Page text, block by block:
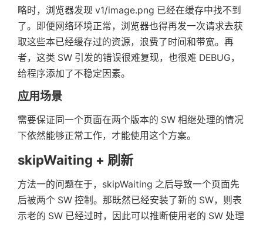
略时，浏览器发现 v1/image.png 已经在缓存中找不到
了。即便网络环境正常，浏览器也得再发一次请求去获
取这些本已经缓存过的资源，浪费了时间和带宽。再
者，这类 SW 引发的错误很难复现，也很难 DEBUG，
给程序添加了不稳定因素。
应用场景
需要保证同一个页面在两个版本的 SW 相继处理的情况
下依然能够正常工作，才能使用这个方案。
skipWaiting + 刷新
方法一的问题在于，skipWaiting 之后导致一个页面先
后被两个 SW 控制。那既然已经安装了新的 SW，则表
示老的 SW 已经过时，因此可以推断使用老的 SW 处理